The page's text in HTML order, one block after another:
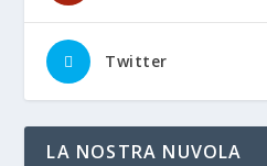
Twitter
LA NOSTRA NUVOLA